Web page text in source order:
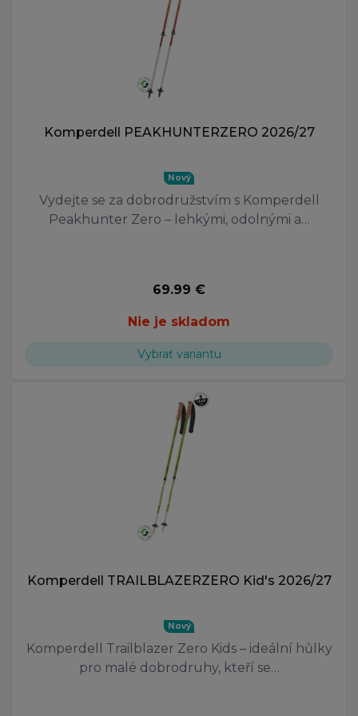
Komperdell PEAKHUNTERZERO 2026/27
Nový
Vydejte se za dobrodružstvím s Komperdell
Peakhunter Zero – lehkými, odolnými a…
69.99 €
Nie je skladom
Vybrať variantu
Komperdell TRAILBLAZERZERO Kid's 2026/27
Nový
Komperdell Trailblazer Zero Kids – ideální hůlky
pro malé dobrodruhy, kteří se…